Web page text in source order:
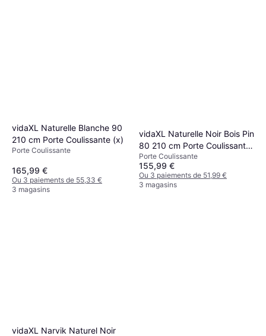
vidaXL Naturelle Blanche 90
210 cm Porte Coulissante (x)
Porte Coulissante
165,99 €
Ou 3 paiements de 55,33 €
3 magasins
vidaXL Naturelle Noir Bois Pin
80 210 cm Porte Coulissante
(x)
Porte Coulissante
155,99 €
Ou 3 paiements de 51,99 €
3 magasins
vidaXL Narvik Naturel Noir